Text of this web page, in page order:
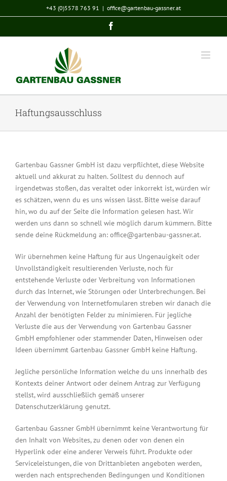
Inhalt
+43 (0)5578 763 91 | office@gartenbau-gassner.at
Haftungsausschluss
Gartenbau Gassner GmbH ist dazu verpflichtet, diese Website
aktuell und akkurat zu halten. Solltest du dennoch auf
irgendetwas stoßen, das veraltet oder inkorrekt ist, würden wir
es schätzen, wenn du es uns wissen lässt. Bitte weise darauf
hin, wo du auf der Seite die Information gelesen hast. Wir
werden uns dann so schnell wie möglich darum kümmern. Bitte
sende deine Rückmeldung an: ta.renssag-uabnetrag@eciffo.
Wir übernehmen keine Haftung für aus Ungenauigkeit oder
Unvollständigkeit resultierenden Verluste, noch für
entstehende Verluste oder Verbreitung von Informationen
durch das Internet, wie Störungen oder Unterbrechungen. Bei
der Verwendung von Internetfomularen streben wir danach die
Anzahl der benötigten Felder zu minimieren. Für jegliche
Verluste die aus der Verwendung von Gartenbau Gassner
GmbH empfohlener oder stammender Daten, Hinweisen oder
Ideen übernimmt Gartenbau Gassner GmbH keine Haftung.
Jegliche persönliche Information welche du uns innerhalb des
Kontexts deiner Antwort oder deinem Antrag zur Verfügung
stellst, wird ausschließlich gemäß unserer
Datenschutzerklärung genutzt.
Gartenbau Gassner GmbH übernimmt keine Verantwortung für
den Inhalt von Websites, zu denen oder von denen ein
Hyperlink oder eine anderer Verweis führt. Produkte oder
Serviceleistungen, die von Drittanbieten angeboten werden,
werden nach entsprechenden Bedingungen und Konditionen